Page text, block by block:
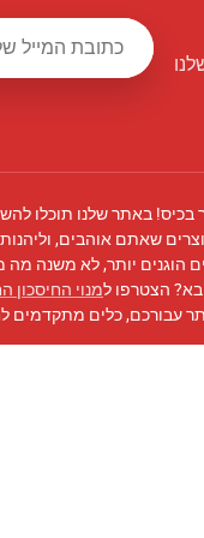
בכיס! באתר שלנו תוכלו
שאתם אוהבים,
הוגנים יותר, לא משנה מה
הצטרפו למנוי החיסכון
עבורכם, כלים מתקדמים